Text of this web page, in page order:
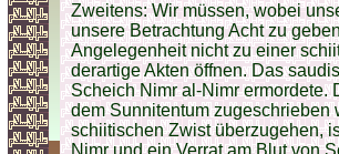
Zweitens: Wir müssen, wobei
unsere Betrachtung Acht zu
Angelegenheit nicht zu einer
derartige Akten öffnen. Das
Scheich Nimr al-Nimr ermordete.
dem Sunnitentum zugeschrieben
schiitischen Zwist überzugehen,
Nimr und ein Verrat am Blut von